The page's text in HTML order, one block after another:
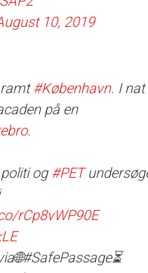
10, 2019
ramt #København. I nat
på en
.
og #PET
rCp8vWP90E